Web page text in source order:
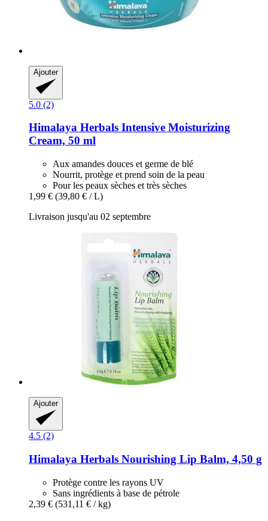
Ajouter
5.0 (2)
Himalaya Herbals Intensive Moisturizing
Cream, 50 ml
Aux amandes douces et germe de blé
Nourrit, protège et prend soin de la peau
Pour les peaux sèches et très sèches
1,99 € (39,80 € / L)
Livraison jusqu'au 02 septembre
Ajouter
4.5 (2)
Himalaya Herbals Nourishing Lip Balm, 4,50 g
Protège contre les rayons UV
Sans ingrédients à base de pétrole
2,39 € (531,11 € / kg)